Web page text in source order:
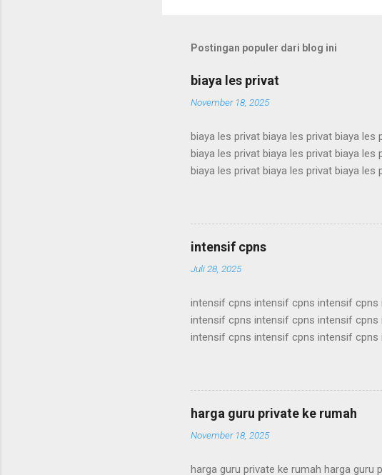
Postingan populer dari blog ini
biaya les privat
November 18, 2025
biaya les privat biaya les privat biaya
biaya les privat biaya les privat biaya
biaya les privat biaya les privat biaya
biaya les privat biaya les privat biaya
biaya les privat biaya les privat biaya
biaya les privat biaya les privat biaya les
intensif cpns
Juli 28, 2025
intensif cpns intensif cpns intensif
intensif cpns intensif cpns intensif
intensif cpns intensif cpns intensif
intensif cpns intensif cpns intensif
intensif cpns intensif cpns intensif
intensif cpns intensif cpns intensif
intensif cpns intensif cpns intensif cpns
harga guru private ke rumah
November 18, 2025
harga guru private ke rumah harga guru